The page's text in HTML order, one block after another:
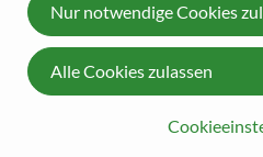
Auswahl ändern
Nur notwendige Cookies
Alle Cookies zulassen